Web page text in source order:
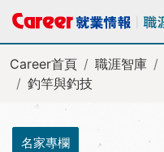
Career首頁 職涯智庫
釣竿與釣技
名家專欄